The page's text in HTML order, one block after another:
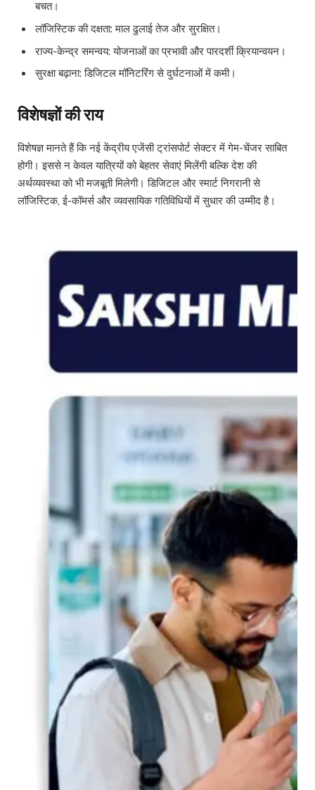
बचत।
लॉजिस्टिक की दक्षता: माल ढुलाई तेज और सुरक्षित।
राज्य-केन्द्र समन्वय: योजनाओं का प्रभावी और पारदर्शी क्रियान्वयन।
सुरक्षा बढ़ाना: डिजिटल मॉनिटरिंग से दुर्घटनाओं में कमी।
विशेषज्ञों की राय
विशेषज्ञ मानते हैं कि नई केंद्रीय एजेंसी ट्रांसपोर्ट सेक्टर में गेम-चेंजर साबित
होगी। इससे न केवल यात्रियों को बेहतर सेवाएं मिलेंगी बल्कि देश की
अर्थव्यवस्था को भी मजबूती मिलेगी। डिजिटल और स्मार्ट निगरानी से
लॉजिस्टिक, ई-कॉमर्स और व्यवसायिक गतिविधियों में सुधार की उम्मीद है।